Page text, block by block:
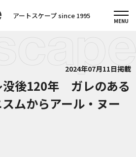
アートスケープ since 1995
2024年07月11日掲載
没後120年 ガレのある
ムからアール・ヌー